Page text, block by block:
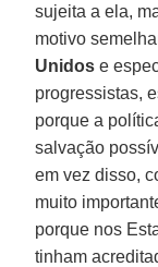
sujeita a ela,
motivo
Unidos e
progressistas,
porque a
salvação
em vez disso,
muito
porque nos
tinham